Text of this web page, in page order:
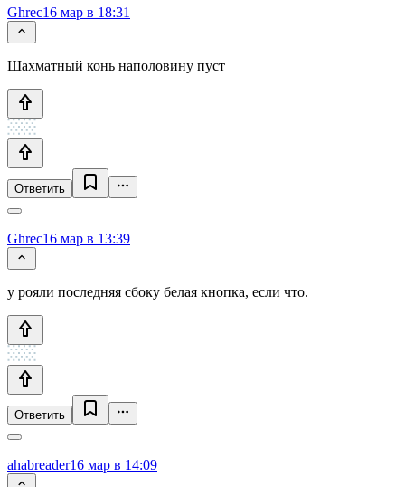
Ghrec16 мар в 18:31
Шахматный конь наполовину пуст
Ответить
Ghrec16 мар в 13:39
у рояли последняя сбоку белая кнопка, если что.
Ответить
ahabreader16 мар в 14:09